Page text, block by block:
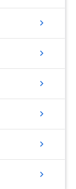
chevron_right
chevron_right
chevron_right
chevron_right
chevron_right
chevron_right